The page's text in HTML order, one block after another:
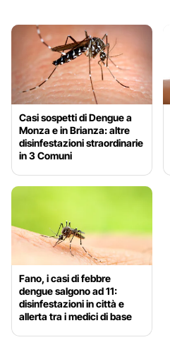
Casi sospetti di Dengue a
Monza e in Brianza: altre
disinfestazioni straordinarie
in 3 Comuni
Fano, i casi di febbre
dengue salgono ad 11:
disinfestazioni in città e
allerta tra i medici di base